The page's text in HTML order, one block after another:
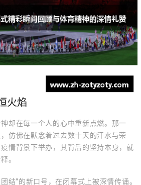
火焰
却在每一个人的心中重新点燃。那一
仿佛在默念着过去数十天的汗水与荣
情背景下举办，其背后的坚持本身，就
。
结”的新口号，在闭幕式上被深情传诵。